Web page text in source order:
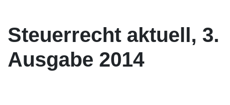
Steuerrecht aktuell, 3.
Ausgabe 2014